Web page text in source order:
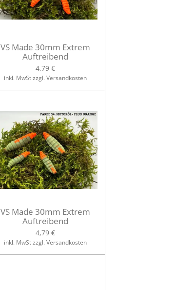
VS Made 30mm Extrem
Auftreibend
4,79 €
inkl. MwSt zzgl. Versandkosten
VS Made 30mm Extrem
Auftreibend
4,79 €
inkl. MwSt zzgl. Versandkosten